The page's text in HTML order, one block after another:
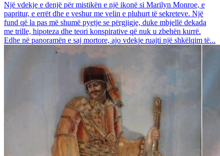
Një vdekje e denjë për mistikën e një ikonë si Marilyn Monroe, e
papritur, e errët dhe e veshur me velin e pluhurt të sekreteve. Një
fund që la pas më shumë pyetje se përgjigje, duke mbjellë dekada
me trille, hipoteza dhe teori konspirative që nuk u zbehën kurrë.
Edhe në panoramën e saj mortore, ajo vdekje ruajti një shkëlqim të...